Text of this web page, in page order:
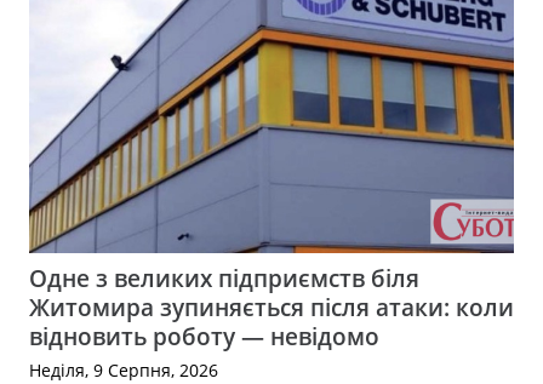
Одне з великих підприємств біля
Житомира зупиняється після атаки: коли
відновить роботу — невідомо
Неділя, 9 Серпня, 2026